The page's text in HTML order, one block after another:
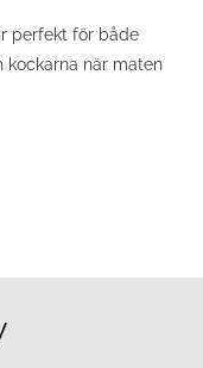
perfekt för både
kockarna när maten